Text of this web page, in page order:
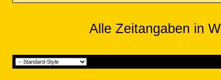
Alle Zeitangaben in